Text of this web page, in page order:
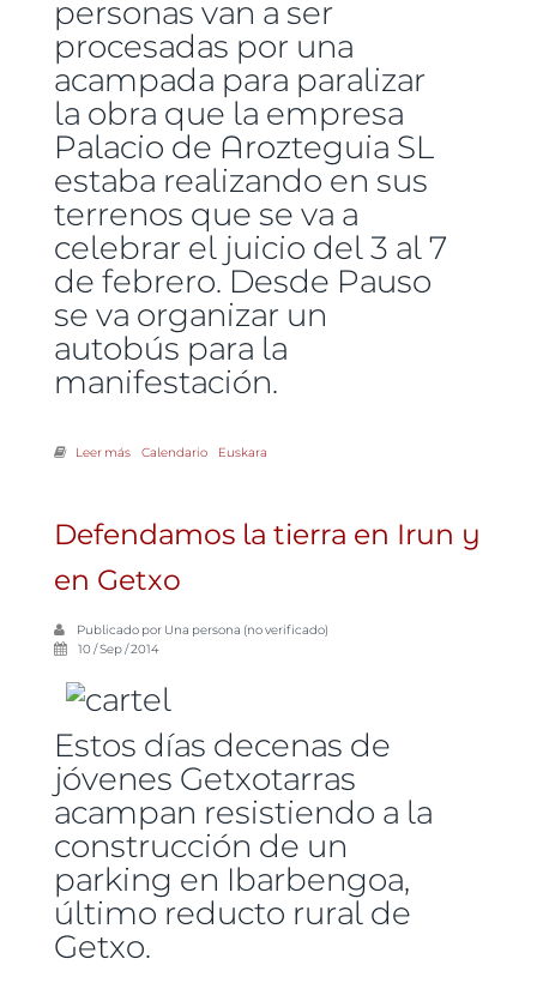
personas van a ser
procesadas por una
acampada para paralizar
la obra que la empresa
Palacio de Arozteguia SL
estaba realizando en sus
terrenos que se va a
celebrar el juicio del 3 al 7
de febrero. Desde Pauso
se va organizar un
autobús para la
manifestación.
Leer mássobre Autobús desde Pausu a Iruña a la manifestación nacional en
Calendario Euskara
Defendamos la tierra en Irun y
en Getxo
Publicado por Una persona (no verificado)
10 / Sep / 2014
Estos días decenas de
jóvenes Getxotarras
acampan resistiendo a la
construcción de un
parking en Ibarbengoa,
último reducto rural de
Getxo.